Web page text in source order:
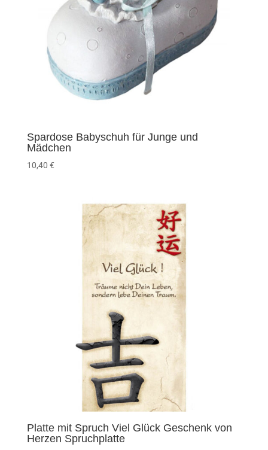
Spardose Babyschuh für Junge und
Mädchen
10,40 €
Platte mit Spruch Viel Glück Geschenk von
Herzen Spruchplatte